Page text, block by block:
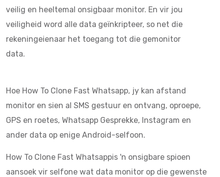
veilig en heeltemal onsigbaar monitor. En vir jou
veiligheid word alle data geïnkripteer, so net die
rekeningeienaar het toegang tot die gemonitor
data.
Hoe How To Clone Fast Whatsapp, jy kan afstand
monitor en sien al SMS gestuur en ontvang, oproepe,
GPS en roetes, Whatsapp Gesprekke, Instagram en
ander data op enige Android-selfoon.
How To Clone Fast Whatsappis 'n onsigbare spioen
aansoek vir selfone wat data monitor op die gewenste